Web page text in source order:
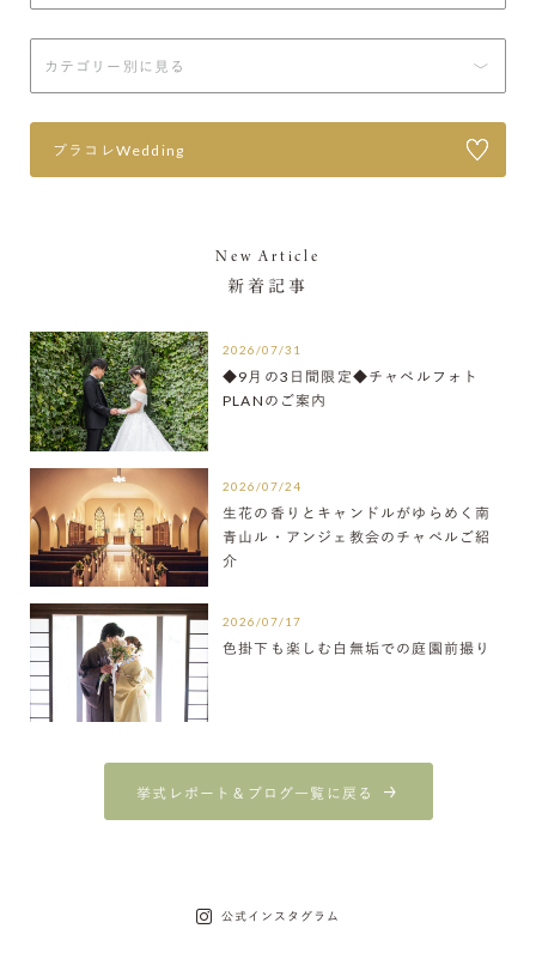
プラコレWedding
New Article
新着記事
2026/07/31
◆9月の3日間限定◆チャペルフォト
PLANのご案内
2026/07/24
生花の香りとキャンドルがゆらめく南
青山ル・アンジェ教会のチャペルご紹
介
2026/07/17
色掛下も楽しむ白無垢での庭園前撮り
挙式レポート＆ブログ一覧に戻る
公式インスタグラム